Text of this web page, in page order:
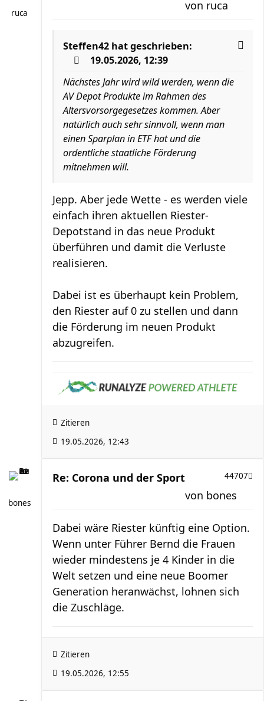
ruca
von ruca
Steffen42 hat geschrieben:
19.05.2026, 12:39
Nächstes Jahr wird wild werden, wenn die
AV Depot Produkte im Rahmen des
Altersvorsorgegesetzes kommen. Aber
natürlich auch sehr sinnvoll, wenn man
einen Sparplan in ETF hat und die
ordentliche staatliche Förderung
mitnehmen will.
Jepp. Aber jede Wette - es werden viele
einfach ihren aktuellen Riester-
Depotstand in das neue Produkt
überführen und damit die Verluste
realisieren.
Dabei ist es überhaupt kein Problem,
den Riester auf 0 zu stellen und dann
die Förderung im neuen Produkt
abzugreifen.
Zitieren
19.05.2026, 12:43
bones
Re: Corona und der Sport 44707
von bones
Dabei wäre Riester künftig eine Option.
Wenn unter Führer Bernd die Frauen
wieder mindestens je 4 Kinder in die
Welt setzen und eine neue Boomer
Generation heranwächst, lohnen sich
die Zuschläge.
Zitieren
19.05.2026, 12:55